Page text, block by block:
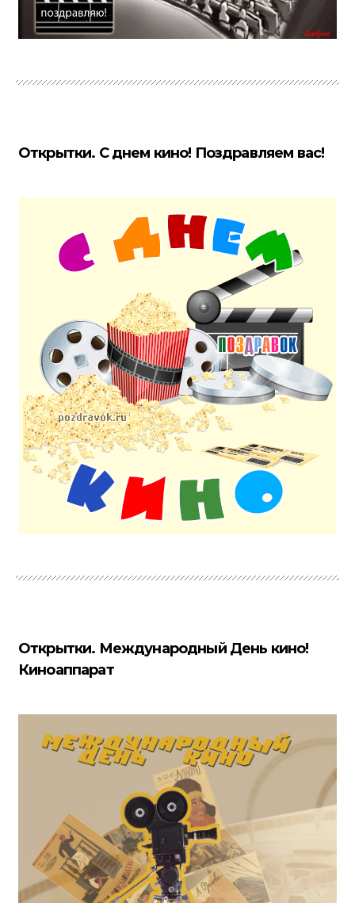
Открытки. С днем кино! Поздравляем вас!
Открытки. Международный День кино!
Киноаппарат